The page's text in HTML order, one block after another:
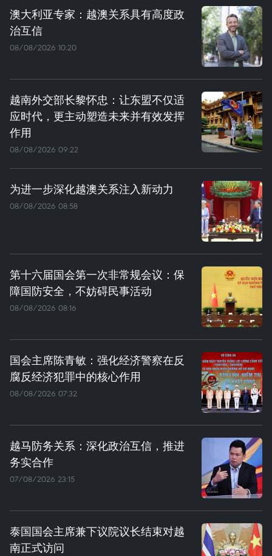
澳大利亚专家：越澳关系具有高度政
治互信
08/08/2026 10:20
越南外交部长黎怀忠：让东盟不仅适
应时代，更主动塑造未来并有效发挥
作用
08/08/2026 09:22
为进一步深化越澳关系注入新动力
08/08/2026 08:58
第十六届国会第一次非常规会议：保
障国防安全，不妨碍民事活动
08/08/2026 08:16
国会主席陈青敏：强化经济警察在反
腐反经济犯罪中的核心作用
08/08/2026 07:32
越马防务关系：深化政治互信，推进
务实合作
07/08/2026 23:15
泰国国会主席兼下议院议长结束对越
南正式访问